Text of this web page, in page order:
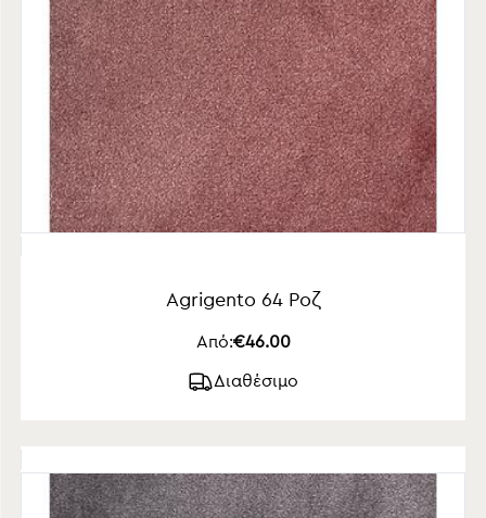
Agrigento 64 Ροζ
Από:€46.00
Διαθέσιμο